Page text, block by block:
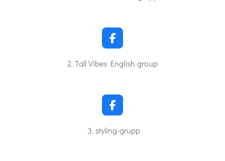
o
k
F
a
c
o
k
2. Tall Vibes English group
F
a
c
e
3. styling-grupp